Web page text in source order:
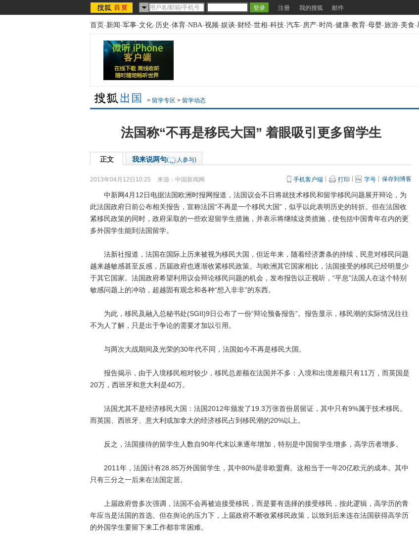
注册 我的搜狐 邮件
首页-新闻-军事-文化-历史-体育-NBA-视频-娱谈-财经-世相-科技-汽车-房产-时尚-健康-教育-母婴-旅游-美食-
> 留学专区 > 留学动态
法国称“不再是移民大国” 着眼吸引更多留学生
正文 我来说两句( 人参与)
2013年04月12日10:25 来源： 中国新闻网 手机客户端 打印 字号 保存到博客
中新网4月12日电据法国欧洲时报网报道，法国议会不日将就技术移民和留学移民问题展开辩论，为
此法国政府日前公布相关报告，宣称法国“不再是一个移民大国”，似乎以此表明历史的转折。但在法国收
紧移民政策的同时，政府采取的一些欢迎留学生措施，并表示将继续这类措施，使包括中国青年在内的更
多外国学生能到法国留学。
法新社报道，法国在国际上历来被视为移民大国，但近年来，随着经济萧条的持续，民意对移民问题
越来越敏感甚至反感，历届政府也逐渐收紧移民政策。与欧洲其它国家相比，法国接受的移民已经明显少
于其它国家。法国政府希望利用议会辩论移民问题的机会，发布报告以正视听，“平息”法国人在这个特别
敏感问题上的冲动，超越固有观念和各种“想入非非”的东西。
为此，移民及融入总秘书处(SGII)9日公布了一份“辩论预备报告”。报告显示，移民潮的实际情况往往
不为人了解，只是出于争论的需要才加以引用。
与两次大战期间及光荣的30年代不同，法国如今不再是移民大国。
报告揭示，由于入境移民相对较少，移民总差额在法国并不多：入境和出境差额只有11万，而英国是
20万，西班牙和意大利是40万。
法国尤其不是经济移民大国：法国2012年颁发了19.3万张首份居留证，其中只有9%属于技术移民。
而英国、西班牙、意大利或加拿大的经济移民占到移民潮的20%以上。
反之，法国接待的留学生人数自90年代末以来逐年增加，特别是中国留学生增多，高学历者增多。
2011年，法国计有28.85万外国留学生，其中80%是非欧盟裔。这相当于一年20亿欧元的成本。其中
只有三分之一后来在法国定居。
上届政府曾多次强调，法国不会再被迫接受移民，而是要有选择的接受移民，按此逻辑，高学历的青
年应当是法国的首选。但在舆论的压力下，上届政府不断收紧移民政策，以致到后来连在法国获得高学历
的外国学生要留下来工作都非常困难。